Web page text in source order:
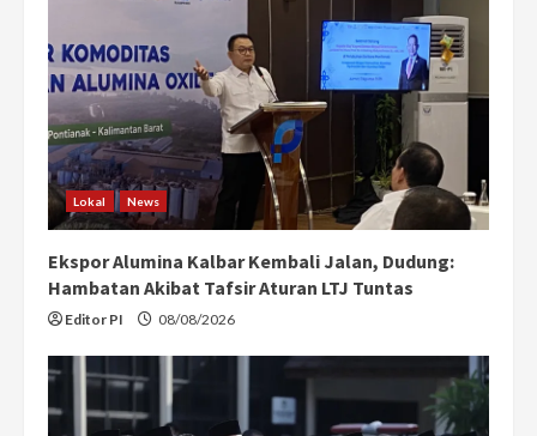
Lokal News
Ekspor Alumina Kalbar Kembali Jalan, Dudung:
Hambatan Akibat Tafsir Aturan LTJ Tuntas
Editor PI 08/08/2026